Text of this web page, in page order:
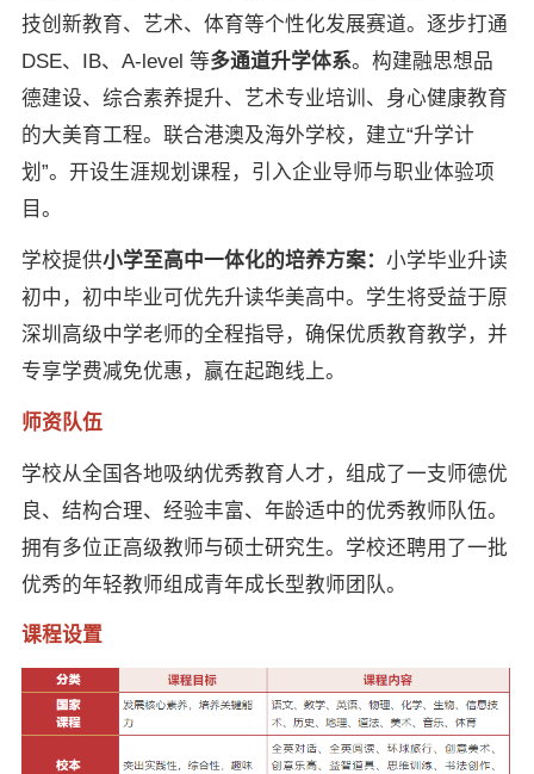
技创新教育、艺术、体育等个性化发展赛道。逐步打通
DSE、IB、A-level 等多通道升学体系。构建融思想品
德建设、综合素养提升、艺术专业培训、身心健康教育
的大美育工程。联合港澳及海外学校，建立“升学计
划”。开设生涯规划课程，引入企业导师与职业体验项
目。
学校提供小学至高中一体化的培养方案： 小学毕业升读
初中，初中毕业可优先升读华美高中。学生将受益于原
深圳高级中学老师的全程指导，确保优质教育教学，并
专享学费减免优惠，赢在起跑线上。
师资队伍
学校从全国各地吸纳优秀教育人才，组成了一支师德优
良、结构合理、经验丰富、年龄适中的优秀教师队伍。
拥有多位正高级教师与硕士研究生。学校还聘用了一批
优秀的年轻教师组成青年成长型教师团队。
课程设置